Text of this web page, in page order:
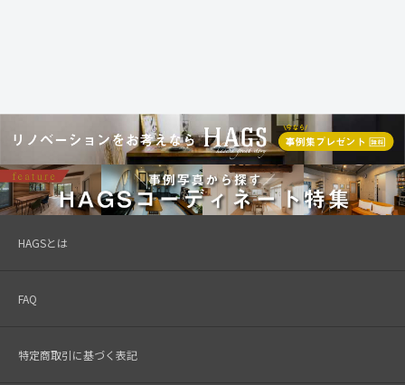
HAGSとは
FAQ
特定商取引に基づく表記